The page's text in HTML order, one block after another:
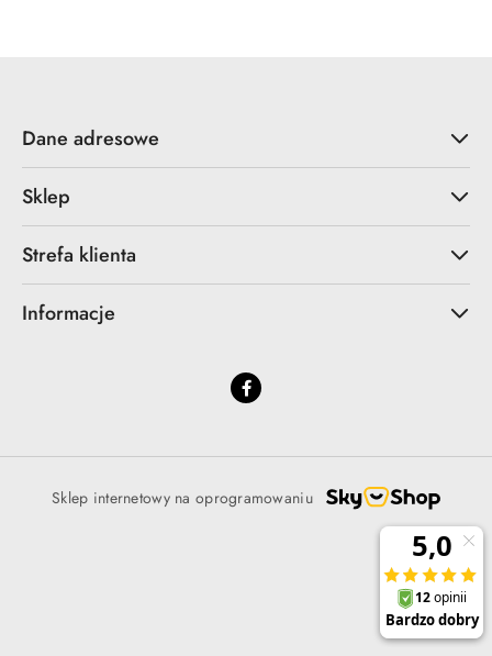
Dane adresowe
Sklep
Strefa klienta
Informacje
Sklep internetowy na oprogramowaniu